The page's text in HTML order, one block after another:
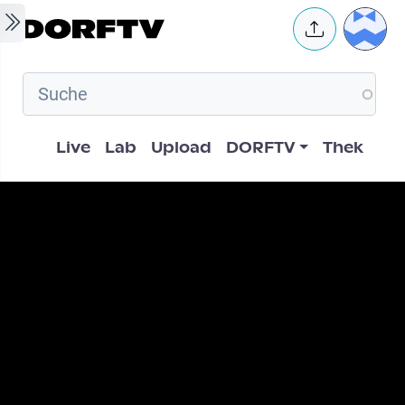
Skip to main content User
Hauptnavigation
Live Lab Upload DORFTV Thek